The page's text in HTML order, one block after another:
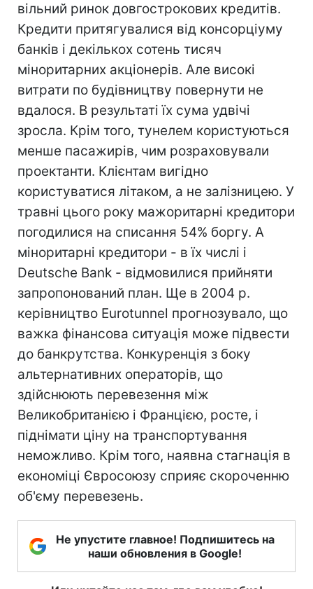
вільний ринок довгострокових кредитів.
Кредити притягувалися від консорціуму
банків і декількох сотень тисяч
міноритарних акціонерів. Але високі
витрати по будівництву повернути не
вдалося. В результаті їх сума удвічі
зросла. Крім того, тунелем користуються
менше пасажирів, чим розраховували
проектанти. Клієнтам вигідно
користуватися літаком, а не залізницею. У
травні цього року мажоритарні кредитори
погодилися на списання 54% боргу. А
міноритарні кредитори - в їх числі і
Deutsche Bank - відмовилися прийняти
запропонований план. Ще в 2004 р.
керівництво Eurotunnel прогнозувало, що
важка фінансова ситуація може підвести
до банкрутства. Конкуренція з боку
альтернативних операторів, що
здійснюють перевезення між
Великобританією і Францією, росте, і
піднімати ціну на транспортування
неможливо. Крім того, наявна стагнація в
економіці Євросоюзу сприяє скороченню
об'єму перевезень.
Не упустите главное! Подпишитесь на
наши обновления в Google!